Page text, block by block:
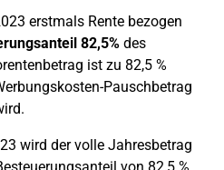
erstmals Rente bezogen
82,5% des
ist zu 82,5 %
Pauschbetrag
wird der volle Jahresbetrag